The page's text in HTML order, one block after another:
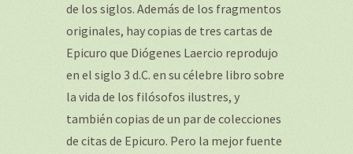
de los siglos. Además de los fragmentos
originales, hay copias de tres cartas de
Epicuro que Diógenes Laercio reprodujo
en el siglo 3 d.C. en su célebre libro sobre
la vida de los filósofos ilustres, y
también copias de un par de colecciones
de citas de Epicuro. Pero la mejor fuente